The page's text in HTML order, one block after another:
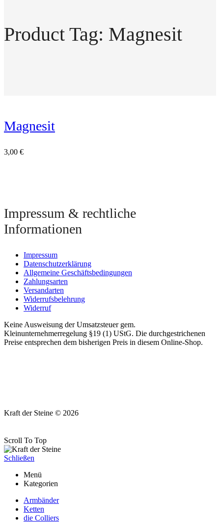
Product Tag: Magnesit
Magnesit
3,00 €
Impressum & rechtliche
Informationen
Impressum
Datenschutzerklärung
Allgemeine Geschäftsbedingungen
Zahlungsarten
Versandarten
Widerrufsbelehrung
Widerruf
Keine Ausweisung der Umsatzsteuer gem.
Kleinunternehmerregelung §19 (1) UStG. Die durchgestrichenen
Preise entsprechen dem bisherigen Preis in diesem Online-Shop.
Kraft der Steine © 2026
Scroll To Top
Schließen
Menü
Kategorien
Armbänder
Ketten
die Colliers